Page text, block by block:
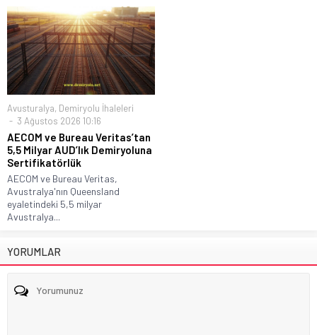
Avusturalya, Demiryolu İhaleleri
3 Ağustos 2026 10:16
AECOM ve Bureau Veritas’tan
5,5 Milyar AUD’lık Demiryoluna
Sertifikatörlük
AECOM ve Bureau Veritas,
Avustralya'nın Queensland
eyaletindeki 5,5 milyar
Avustralya...
YORUMLAR